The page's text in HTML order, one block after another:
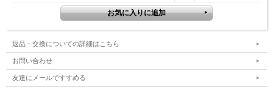
返品・交換についての詳細はこちら
お問い合わせ
友達にメールですすめる